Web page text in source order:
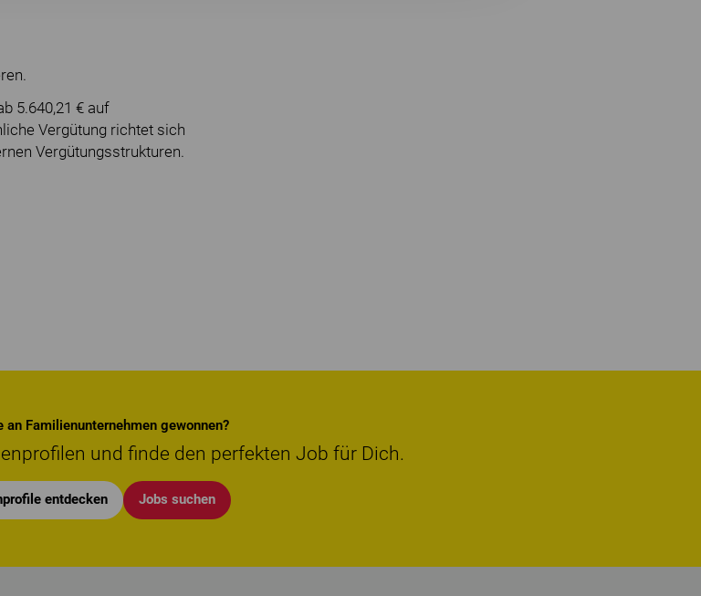
5.640,21 € auf
Vergütung richtet sich
Vergütungsstrukturen.
an Familienunternehmen gewonnen?
und finde den perfekten Job für Dich.
entdecken Jobs suchen